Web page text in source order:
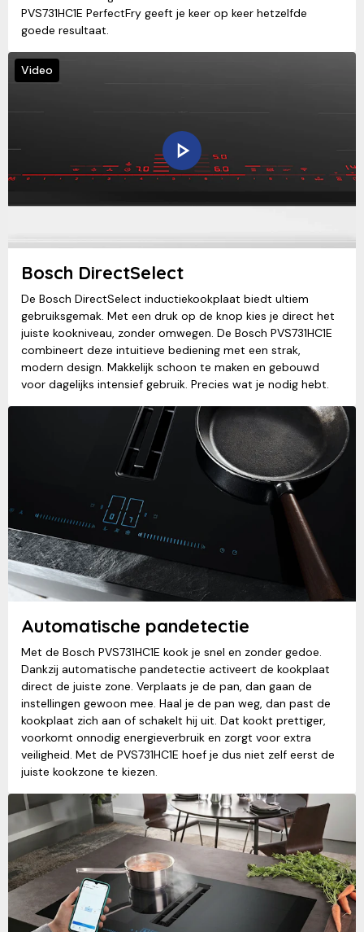
PVS731HC1E PerfectFry geeft je keer op keer hetzelfde
goede resultaat.
Video
Bosch DirectSelect
De Bosch DirectSelect inductiekookplaat biedt ultiem
gebruiksgemak. Met een druk op de knop kies je direct het
juiste kookniveau, zonder omwegen. De Bosch PVS731HC1E
combineert deze intuitieve bediening met een strak,
modern design. Makkelijk schoon te maken en gebouwd
voor dagelijks intensief gebruik. Precies wat je nodig hebt.
Automatische pandetectie
Met de Bosch PVS731HC1E kook je snel en zonder gedoe.
Dankzij automatische pandetectie activeert de kookplaat
direct de juiste zone. Verplaats je de pan, dan gaan de
instellingen gewoon mee. Haal je de pan weg, dan past de
kookplaat zich aan of schakelt hij uit. Dat kookt prettiger,
voorkomt onnodig energieverbruik en zorgt voor extra
veiligheid. Met de PVS731HC1E hoef je dus niet zelf eerst de
juiste kookzone te kiezen.